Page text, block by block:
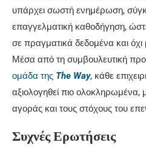
υπάρχει σωστή ενημέρωση,
επαγγελματική καθοδήγηση,
σε πραγματικά δεδομένα και όχι
Μέσα από τη συμβουλευτική
ομάδα της The Way, κάθε
αξιολογηθεί πιο ολοκληρωμένα,
αγοράς και τους στόχους του
Συχνές Ερωτήσεις